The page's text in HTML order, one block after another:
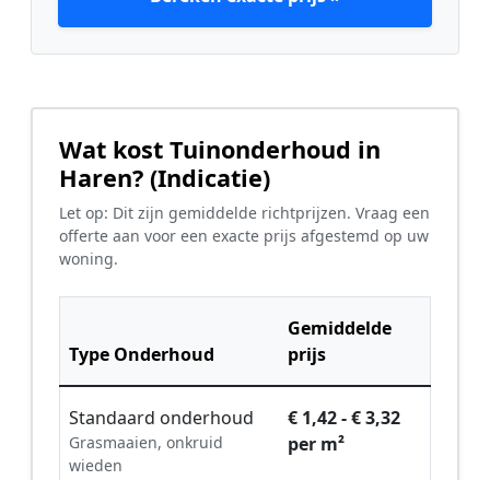
Wat kost Tuinonderhoud in
Haren? (Indicatie)
Let op: Dit zijn gemiddelde richtprijzen. Vraag een
offerte aan voor een exacte prijs afgestemd op uw
woning.
Type Onderhoud
Gemiddelde
prijs
Standaard onderhoud
Grasmaaien, onkruid
wieden
€ 1,42 - € 3,32
per m²